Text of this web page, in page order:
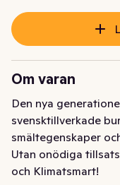
Om varan
Den nya
svensktillverkade
smältegenskaper
Utan onödiga
och Klimatsmart!